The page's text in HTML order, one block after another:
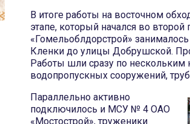
В итоге работы на восточном
этапе, который начался во
«Гомельоблдорстрой»
Кленки до улицы Добрушской.
Работы шли сразу по нескольким
водопропускных сооружений,
Параллельно активно
подключилось и МСУ № 4 ОАО
«Мостострой», труженики